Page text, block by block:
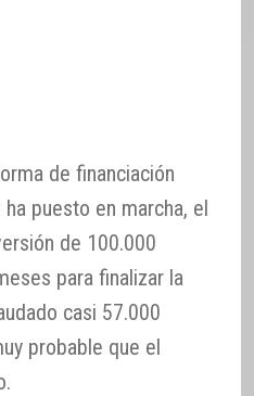
de financiación
ha puesto en marcha, el
de 100.000
para finalizar la
casi 57.000
probable que el